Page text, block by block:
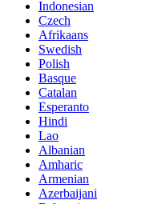
Indonesian
Czech
Afrikaans
Swedish
Polish
Basque
Catalan
Esperanto
Hindi
Lao
Albanian
Amharic
Armenian
Azerbaijani